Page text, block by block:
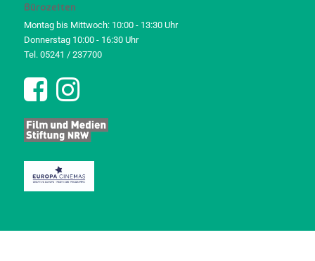
Bürozeiten
Montag bis Mittwoch: 10:00 - 13:30 Uhr
Donnerstag 10:00 - 16:30 Uhr
Tel. 05241 / 237700